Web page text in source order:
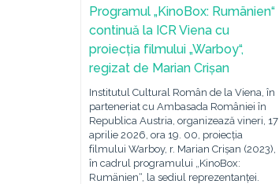
Programul „KinoBox: Rumänien“
continuă la ICR Viena cu
proiecția filmului „Warboy“,
regizat de Marian Crișan
Institutul Cultural Român de la Viena, în
parteneriat cu Ambasada României în
Republica Austria, organizează vineri, 17
aprilie 2026, ora 19. 00, proiecția
filmului Warboy, r. Marian Crișan (2023),
în cadrul programului „KinoBox:
Rumänien“, la sediul reprezentanței.